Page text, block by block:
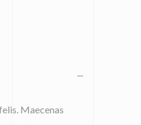
Maecenas